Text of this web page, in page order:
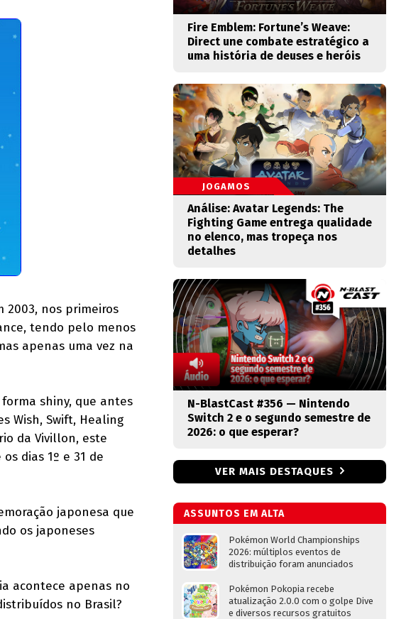
2003, nos primeiros
tendo pelo menos
apenas uma vez na
shiny, que antes
Wish, Swift, Healing
da Vivillon, este
dias 1º e 31 de
japonesa que
os japoneses
acontece apenas no
no Brasil?
Fire Emblem: Fortune’s Weave:
Direct une combate estratégico a
uma história de deuses e heróis
JOGAMOS
Análise: Avatar Legends: The
Fighting Game entrega qualidade
no elenco, mas tropeça nos
detalhes
N-BlastCast #356 — Nintendo
Switch 2 e o segundo semestre de
2026: o que esperar?
VER MAIS DESTAQUES
ASSUNTOS EM ALTA
Pokémon World Championships
2026: múltiplos eventos de
distribuição foram anunciados
Pokémon Pokopia recebe
atualização 2.0.0 com o golpe Dive
e diversos recursos gratuitos